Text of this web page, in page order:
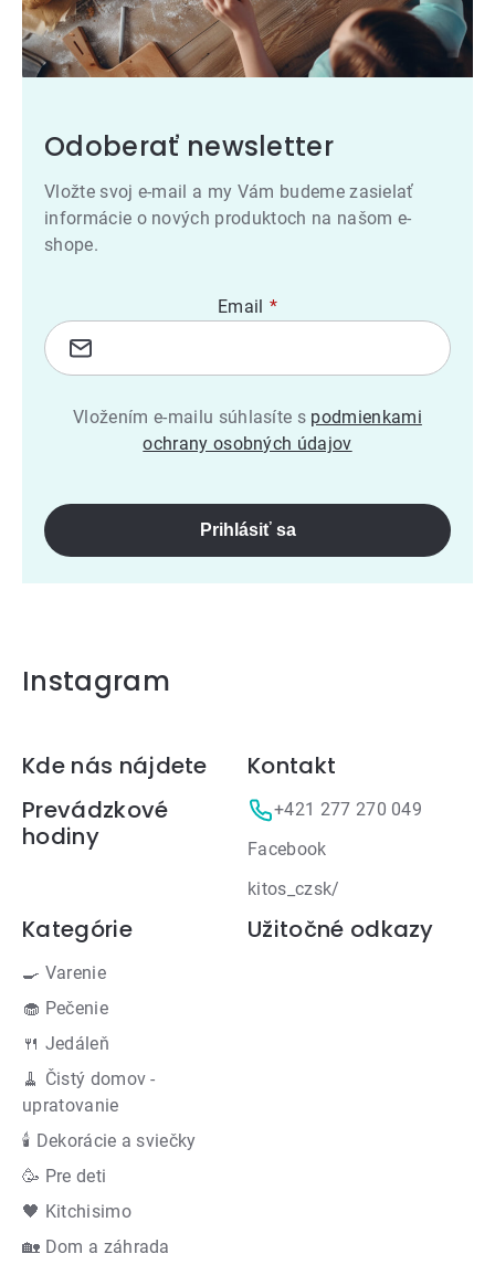
Odoberať newsletter
Vložte svoj e-mail a my Vám budeme zasielať
informácie o nových produktoch na našom e-
shope.
Email
Vložením e-mailu súhlasíte s podmienkami
ochrany osobných údajov
Prihlásiť sa
Instagram
Zápätie
Kde nás nájdete
Prevádzkové
hodiny
Kontakt
+421 277 270 049
Facebook
kitos_czsk/
Kategórie
🍳 Varenie
🧁 Pečenie
🍴 Jedáleň
🧹 Čistý domov -
upratovanie
🕯 Dekorácie a sviečky
🥳 Pre deti
🖤 Kitchisimo
🏡 Dom a záhrada
Užitočné odkazy